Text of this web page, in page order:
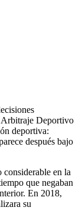
Arbitraje Deportivo
deportiva:
después bajo
en la
que negaban
En 2018,
su